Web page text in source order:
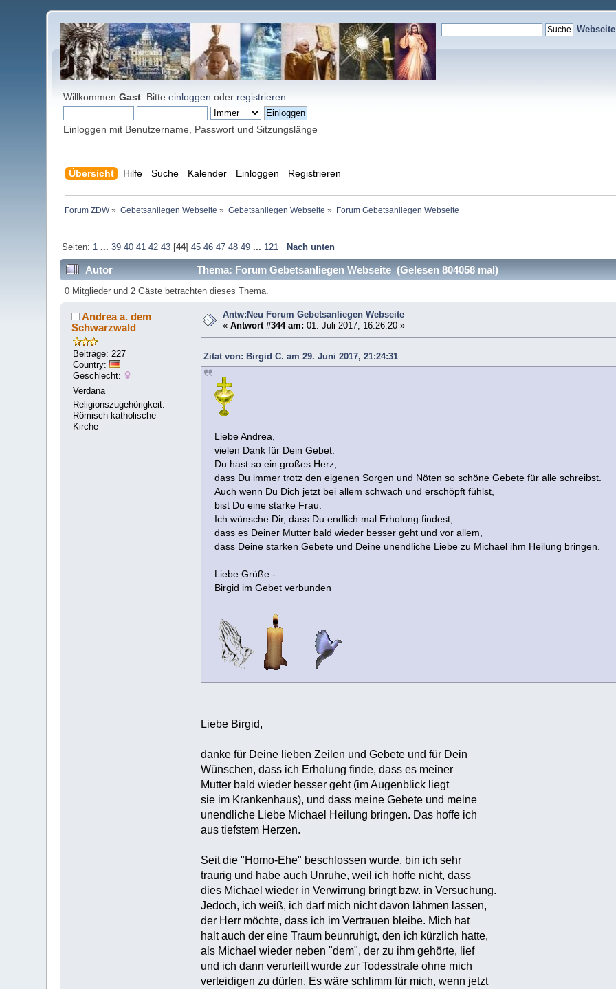
WillkommenGast . Bitteeinloggen oder registrieren
Einloggen mit Benutzername, Passwort und Sitzungslänge
Übersicht Hilfe Suche Kalender Einloggen Registrieren
Forum ZDW» Gebetsanliegen Webseite » Gebetsanliegen Webseite » Forum Gebetsanliegen Webseite
Seiten: 1 ... 39 40 41 42 43[44] 45 46 47 48 49 ... 121 Nach unten
Autor Thema: Forum Gebetsanliegen Webseite (Gelesen 804058 mal)
0 Mitglieder und 2 Gäste betrachten dieses Thema.
Andrea a. dem
Schwarzwald
Beiträge: 227
Country:
Geschlecht:
Verdana
Religionszugehörigkeit:
Römisch-katholische
Kirche
Antw:Neu Forum Gebetsanliegen Webseite
«Antwort #344 am: 01. Juli 2017, 16:26:20 »
Zitat von: Birgid C. am 29. Juni 2017, 21:24:31
Liebe Andrea,
vielen Dank für Dein Gebet.
Du hast so ein großes Herz,
dass Du immer trotz den eigenen Sorgen und Nöten so schöne Gebete für alle schreibst.
Auch wenn Du Dich jetzt bei allem schwach und erschöpft fühlst,
bist Du eine starke Frau.
Ich wünsche Dir, dass Du endlich mal Erholung findest,
dass es Deiner Mutter bald wieder besser geht und vor allem,
dass Deine starken Gebete und Deine unendliche Liebe zu Michael ihm Heilung bringen.
Liebe Grüße -
Birgid im Gebet verbunden
Liebe Birgid,
danke für Deine lieben Zeilen und Gebete und für Dein
Wünschen, dass ich Erholung finde, dass es meiner
Mutter bald wieder besser geht (im Augenblick liegt
sie im Krankenhaus), und dass meine Gebete und meine
unendliche Liebe Michael Heilung bringen. Das hoffe ich
aus tiefstem Herzen.
Seit die "Homo-Ehe" beschlossen wurde, bin ich sehr
traurig und habe auch Unruhe, weil ich hoffe nicht, dass
dies Michael wieder in Verwirrung bringt bzw. in Versuchung.
Jedoch, ich weiß, ich darf mich nicht davon lähmen lassen,
der Herr möchte, dass ich im Vertrauen bleibe. Mich hat
halt auch der eine Traum beunruhigt, den ich kürzlich hatte,
als Michael wieder neben "dem", der zu ihm gehörte, lief
und ich dann verurteilt wurde zur Todesstrafe ohne mich
verteidigen zu dürfen. Es wäre schlimm für mich, wenn jetzt